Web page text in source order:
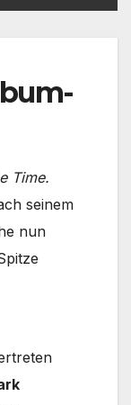
Time.
seinem
nun